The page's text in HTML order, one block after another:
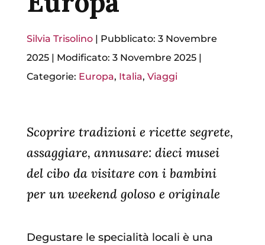
Silvia Trisolino| Pubblicato: 3 Novembre
2025| Modificato: 3 Novembre 2025|
Categorie: Europa, Italia, Viaggi
Scoprire tradizioni e ricette segrete,
assaggiare, annusare: dieci musei
del cibo da visitare con i bambini
per un weekend goloso e originale
Degustare le specialità locali è una